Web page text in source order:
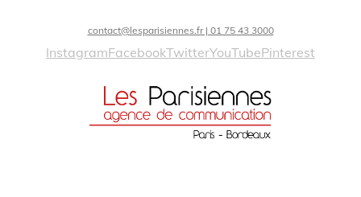
contact@lesparisiennes.fr | 01 75 43 3000
InstagramFacebookTwitterYouTubePinterest